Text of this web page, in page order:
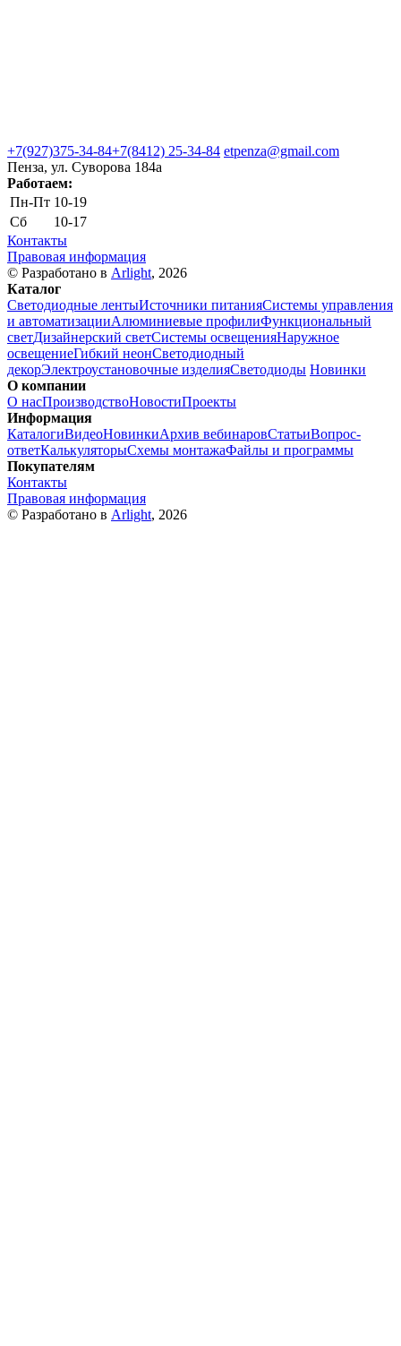
+7(927)375-34-84+7(8412) 25-34-84 etpenza@gmail.com
Пенза, ул. Cуворова 184а
Работаем:
Пн-Пт 10-19
Сб
10-17
Контакты
Правовая информация
© Разработано в Arlight, 2026
Каталог
Светодиодные лентыИсточники питанияСистемы управления
и автоматизацииАлюминиевые профилиФункциональный
светДизайнерский светСистемы освещенияНаружное
освещениеГибкий неонСветодиодный
декорЭлектроустановочные изделияСветодиоды Новинки
О компании
О насПроизводствоНовостиПроекты
Информация
КаталогиВидеоНовинкиАрхив вебинаровСтатьиВопрос-
ответКалькуляторыСхемы монтажаФайлы и программы
Покупателям
Контакты
Правовая информация
© Разработано в Arlight, 2026